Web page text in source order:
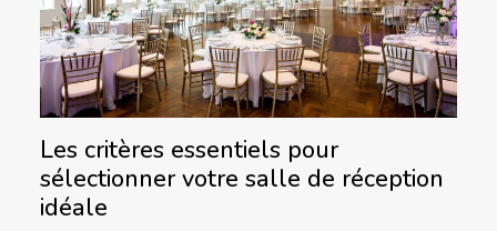
Les critères essentiels pour
sélectionner votre salle de réception
idéale